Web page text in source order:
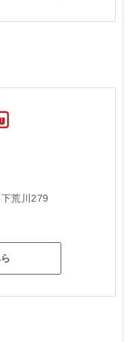
荒川279